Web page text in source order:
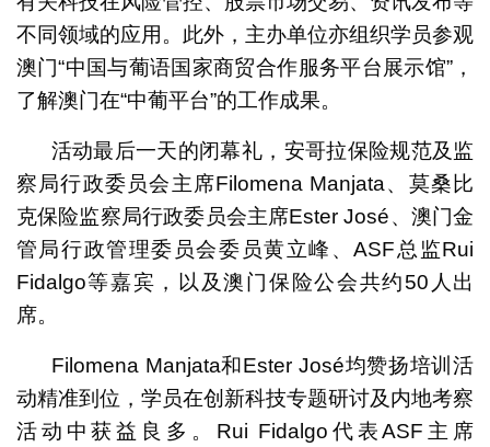
不同领域的应用。此外，主办单位亦组织学员参观
澳门“中国与葡语国家商贸合作服务平台展示馆”，
了解澳门在“中葡平台”的工作成果。
活动最后一天的闭幕礼，安哥拉保险规范及监
察局行政委员会主席Filomena Manjata、莫桑比
克保险监察局行政委员会主席Ester José、澳门金
管局行政管理委员会委员黄立峰、ASF总监Rui
Fidalgo等嘉宾，以及澳门保险公会共约50人出
席。
Filomena Manjata和Ester José均赞扬培训活
动精准到位，学员在创新科技专题研讨及内地考察
活动中获益良多。Rui Fidalgo代表ASF主席